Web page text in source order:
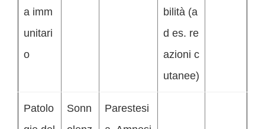
a imm
unitari
o
bilità (a
d es. re
azioni c
utanee)
Patolo
Sonn
Parestesi